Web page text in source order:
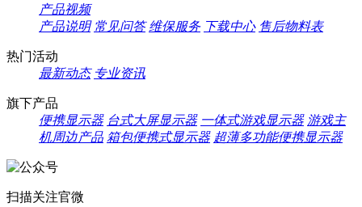
产品视频
产品说明 常见问答 维保服务 下载中心 售后物料表
热门活动
最新动态 专业资讯
旗下产品
便携显示器 台式大屏显示器 一体式游戏显示器 游戏主
机周边产品 箱包便携式显示器 超薄多功能便携显示器
扫描关注官微